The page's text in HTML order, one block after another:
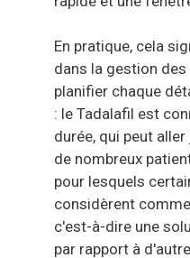
En pratique, cela
dans la gestion
planifier chaque
: le Tadalafil est
durée, qui peut
de nombreux
pour lesquels
considèrent
c'est-à-dire une
par rapport à